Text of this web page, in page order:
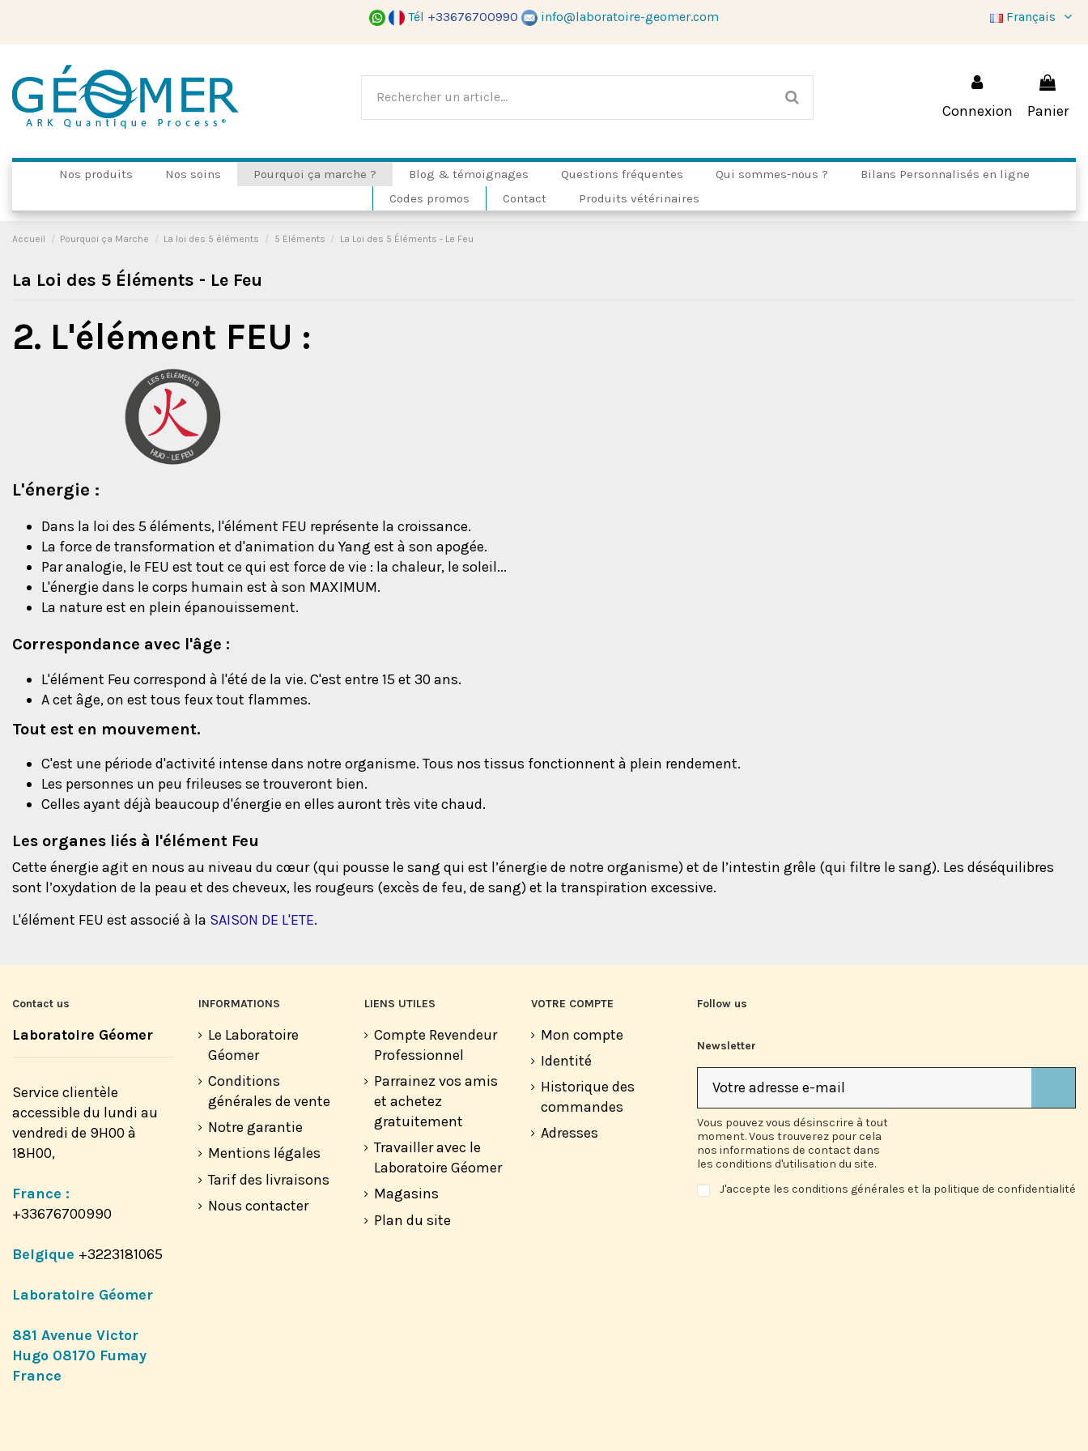
Tél +33676700990 info@laboratoire-geomer.com Français
Connexion Panier
Nos produits Nos soins Pourquoi ça marche ? Blog & témoignages Questions fréquentes Qui sommes-nous ?
Bilans Personnalisés en ligne
Codes promos
Contact Produits vétérinaires
Accueil Pourquoi ça Marche La loi des 5 éléments 5 Eléments La Loi des 5 Éléments - Le Feu
La Loi des 5 Éléments - Le Feu
2. L'élément FEU :
L'énergie :
Dans la loi des 5 éléments, l'élément FEU représente la croissance.
La force de transformation et d'animation du Yang est à son apogée.
Par analogie, le FEU est tout ce qui est force de vie : la chaleur, le soleil...
L'énergie dans le corps humain est à son MAXIMUM.
La nature est en plein épanouissement.
Correspondance avec l'âge :
L'élément Feu correspond à l'été de la vie. C'est entre 15 et 30 ans.
A cet âge, on est tous feux tout flammes.
Tout est en mouvement.
C'est une période d'activité intense dans notre organisme. Tous nos tissus fonctionnent à plein rendement.
Les personnes un peu frileuses se trouveront bien.
Celles ayant déjà beaucoup d'énergie en elles auront très vite chaud.
Les organes liés à l'élément Feu
Cette énergie agit en nous au niveau du cœur (qui pousse le sang qui est l’énergie de notre organisme) et de l’intestin grêle (qui filtre le sang). Les déséquilibres
sont l’oxydation de la peau et des cheveux, les rougeurs (excès de feu, de sang) et la transpiration excessive.
L'élément FEU est associé à la SAISON DE L'ETE.
Contact us
Laboratoire Géomer
Service clientèle
accessible du lundi au
vendredi de 9H00 à
18H00,
France :
+33676700990
Belgique +3223181065
Laboratoire Géomer
881 Avenue Victor
Hugo 08170 Fumay
France
INFORMATIONS
Le Laboratoire
Géomer
Conditions
générales de vente
Notre garantie
Mentions légales
Tarif des livraisons
Nous contacter
LIENS UTILES
Compte Revendeur
Professionnel
Parrainez vos amis
et achetez
gratuitement
Travailler avec le
Laboratoire Géomer
Magasins
Plan du site
VOTRE COMPTE
Mon compte
Identité
Historique des
commandes
Adresses
Follow us
Newsletter
Vous pouvez vous désinscrire à tout
moment. Vous trouverez pour cela
nos informations de contact dans
les conditions d'utilisation du site.
J'accepte les conditions générales et la politique de confidentialité